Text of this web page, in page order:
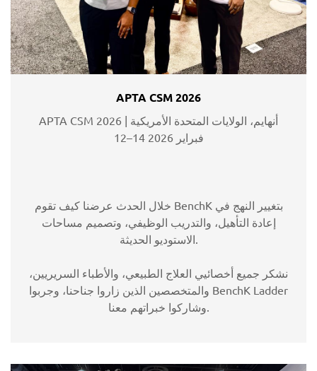
APTA CSM 2026
APTA CSM 2026 | أنهايم، الولايات المتحدة الأمريكية
12–14 فبراير 2026
خلال الحدث عرضنا كيف تقوم BenchK بتغيير النهج في
إعادة التأهيل، والتدريب الوظيفي، وتصميم مساحات
الاستوديو الحديثة.
نشكر جميع أخصائيي العلاج الطبيعي، والأطباء السريريين،
والمتخصصين الذين زاروا جناحنا، وجربوا BenchK Ladder
وشاركوا خبراتهم معنا.